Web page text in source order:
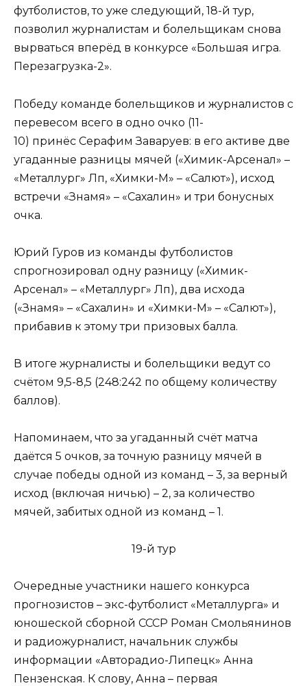
футболистов, то уже следующий, 18-й тур,
позволил журналистам и болельщикам снова
вырваться вперёд в конкурсе «Большая игра.
Перезагрузка-2».
Победу команде болельщиков и журналистов с
перевесом всего в одно очко (11-
10) принёс Серафим Заваруев: в его активе две
угаданные разницы мячей («Химик-Арсенал» –
«Металлург» Лп, «Химки-М» – «Салют»), исход
встречи «Знамя» – «Сахалин» и три бонусных
очка.
Юрий Гуров из команды футболистов
спрогнозировал одну разницу («Химик-
Арсенал» – «Металлург» Лп), два исхода
(«Знамя» – «Сахалин» и «Химки-М» – «Салют»),
прибавив к этому три призовых балла.
В итоге журналисты и болельщики ведут со
счётом 9,5-8,5 (248:242 по общему количеству
баллов).
Напоминаем, что за угаданный счёт матча
даётся 5 очков, за точную разницу мячей в
случае победы одной из команд – 3, за верный
исход (включая ничью) – 2, за количество
мячей, забитых одной из команд – 1.
19-й тур
Очередные участники нашего конкурса
прогнозистов – экс-футболист «Металлурга» и
юношеской сборной СССР Роман Смольянинов
и радиожурналист, начальник службы
информации «Авторадио-Липецк» Анна
Пензенская. К слову, Анна – первая